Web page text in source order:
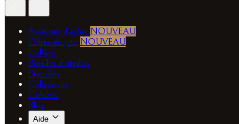
Assistant d'achat NOUVEAU
Offres du jour NOUVEAU
Colliers
Boucles d'oreilles
Bracelets
Collections
Cadeaux
Blog
Aide